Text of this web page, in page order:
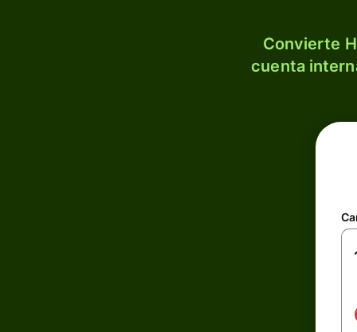
Convierte
cuenta